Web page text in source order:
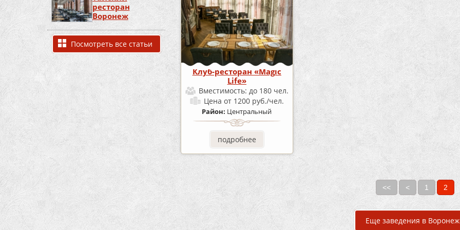
ресторан
Воронеж
Посмотреть все статьи
Клуб-ресторан «Magic
Life»
Вместимость: до 180 чел.
Ценаот 1200 руб./чел.
Район: Центральный
подробнее
Страницы << < 1 2
Еще заведения в